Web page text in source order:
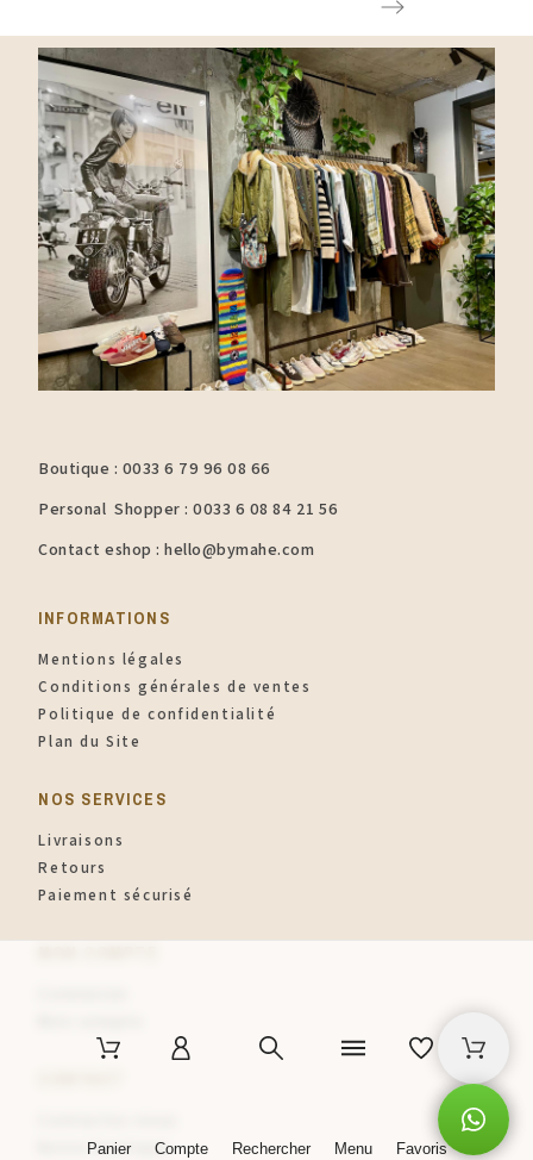
Boutique : 0033 6 79 96 08 66
Personal Shopper : 0033 6 08 84 21 56
Contact eshop : hello@bymahe.com
INFORMATIONS​
Mentions légales
Conditions générales de ventes
Politique de confidentialité
Plan du Site
NOS SERVICES
Livraisons
Retours
Paiement sécurisé
Notre boutique
Panier Compte Rechercher Menu Favoris